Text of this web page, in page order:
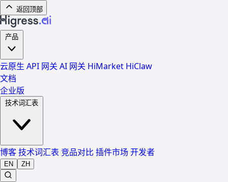
返回顶部
云原生 API 网关 AI 网关 HiMarket HiClaw
文档
企业版
博客技术词汇表 竞品对比 插件市场 开发者
EN ZH